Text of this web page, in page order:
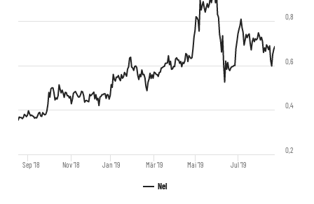
Nel
Sep '18 Nov '18 Jan '19 Mär '19 Mai '19 Jul '19
0,2
0,4
0,6
0,8